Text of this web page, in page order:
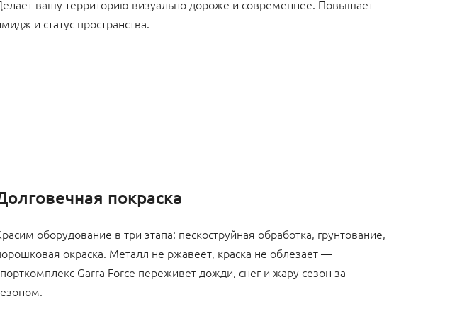
вашу территорию визуально дороже и современнее. Повышает
и статус пространства.
покраска
оборудование в три этапа: пескоструйная обработка, грунтование,
окраска. Металл не ржавеет, краска не облезает —
Garra Force переживет дожди, снег и жару сезон за